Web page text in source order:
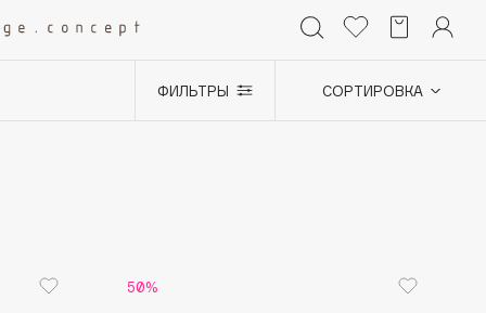
ФИЛЬТРЫ СОРТИРОВКА
50%